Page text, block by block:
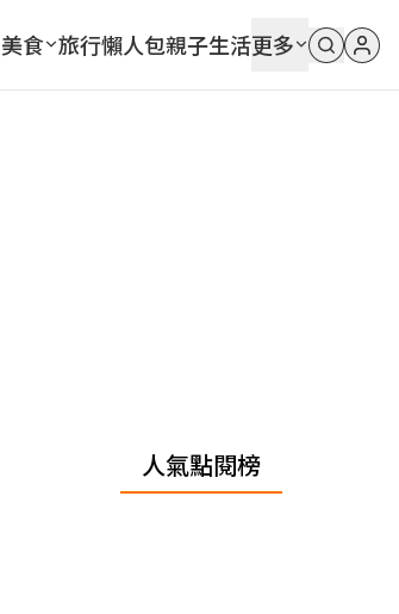
美食 旅行懶人包親子生活更多
人氣點閱榜